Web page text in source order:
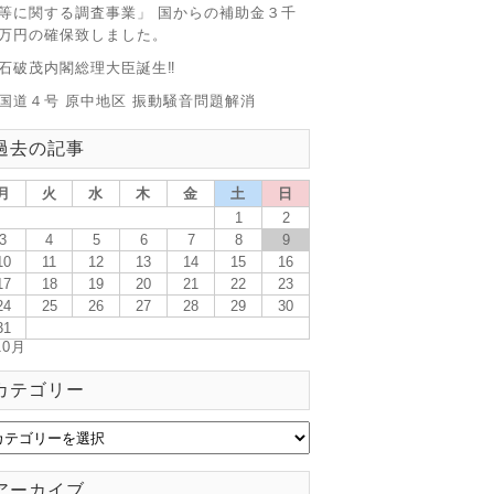
に関する調査事業」 国からの補助金３千
円の確保致しました。
破茂内閣総理大臣誕生‼
道４号 原中地区 振動騒音問題解消
去の記事
火 水 木 金 土
日
1
2
3
4 5 6 7 8
9
11 12 13 14 15
16
18 19 20 21 22
23
25 26 27 28 29
30
月
テゴリー
ーカイブ